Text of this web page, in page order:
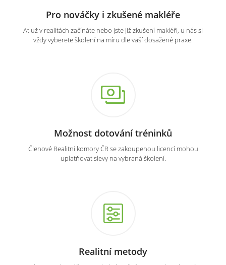
Pro nováčky i zkušené makléře
Ať už v realitách začínáte nebo jste již zkušení makléři, u nás si
vždy vyberete školení na míru dle vaší dosažené praxe.
Možnost dotování tréninků
Členové Realitní komory ČR se zakoupenou licencí mohou
uplatňovat slevy na vybraná školení.
Realitní metody